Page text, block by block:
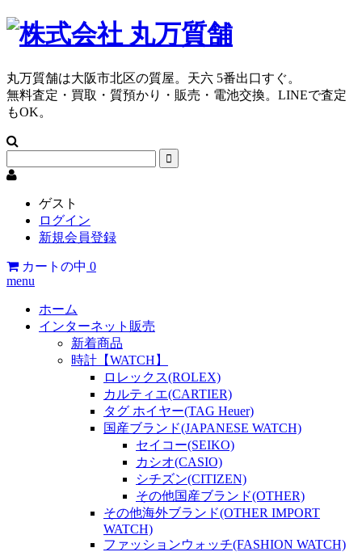
丸万質舗は大阪市北区の質屋。天六 5番出口すぐ。
無料査定・買取・質預かり・販売・電池交換。LINEで査定
もOK。
ゲスト
ログイン
新規会員登録
カートの中 0
menu
ホーム
インターネット販売
新着商品
時計【WATCH】
ロレックス(ROLEX)
カルティエ(CARTIER)
タグ ホイヤー(TAG Heuer)
国産ブランド(JAPANESE WATCH)
セイコー(SEIKO)
カシオ(CASIO)
シチズン(CITIZEN)
その他国産ブランド(OTHER)
その他海外ブランド(OTHER IMPORT
WATCH)
ファッションウォッチ(FASHION WATCH)